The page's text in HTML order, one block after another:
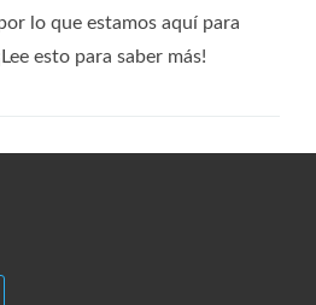
lo que estamos aquí para
esto para saber más!